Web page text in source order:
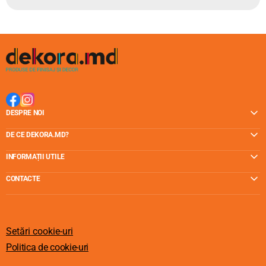
DESPRE NOI
DE CE DEKORA.MD?
INFORMAȚII UTILE
CONTACTE
Setări cookie-uri
Politica de cookie-uri